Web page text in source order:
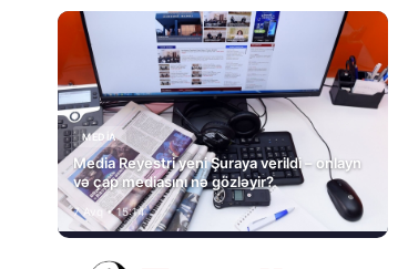
MEDİA
Media Reyestri yeni Şuraya verildi – onlayn
və çap mediasını nə gözləyir?
7 Avq • 15:14